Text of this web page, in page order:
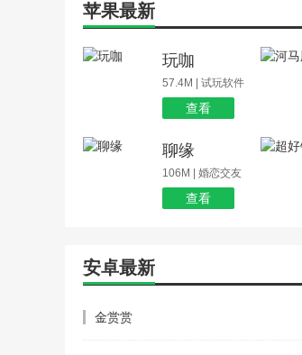
苹果最新
玩咖
57.4M | 试玩软件
查看
聊缘
106M | 婚恋交友
查看
安卓最新
金赏赏